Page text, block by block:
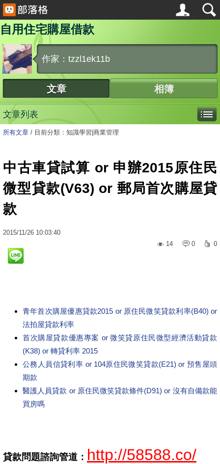
自用住宅購屋借款
作家：tzzl1ek11b
文章 相簿
文章列表
所有文章 / 目前分類：知識學習|商業管理
中古車貸試算 or 申辦2015原住民
微型貸款(V63) or 郵局首次購屋貸
款
2015/11/26 10:03:40
14
0 0
青年首次購屋優惠貸款2015 or 原住民微笑貸款利率(B40) or
法拍屋貸款利率
首次購屋貸款優惠專案 or 微笑貸原住民微型經濟活動貸款
(K38) or 轉貸利率 2015
公務人員信貸利率 or 104原住民微笑貸款(E21) or 預售屋頭
期款
醫護人員貸款 or 原住民微笑貸款條件(D91) or 沒有自備款能
買房嗎
貸款問題諮詢管道： http://58588.co/